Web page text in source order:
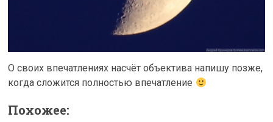
О своих впечатлениях насчёт объектива напишу позже,
когда сложится полностью впечатление
Похожее: